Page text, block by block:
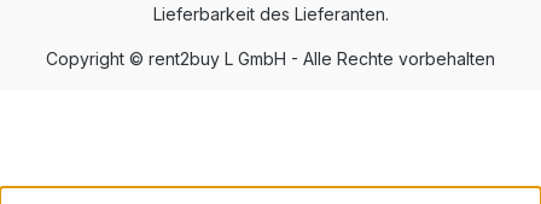
Lieferbarkeit des Lieferanten.
Copyright © rent2buy L GmbH - Alle Rechte vorbehalten